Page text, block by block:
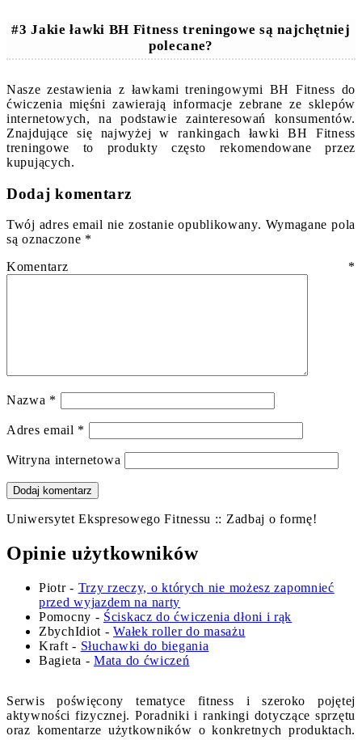
#3 Jakie ławki BH Fitness treningowe są najchętniej
polecane?
Nasze zestawienia z ławkami treningowymi BH Fitness do
ćwiczenia mięśni zawierają informacje zebrane ze sklepów
internetowych, na podstawie zainteresowań konsumentów.
Znajdujące się najwyżej w rankingach ławki BH Fitness
treningowe to produkty często rekomendowane przez
kupujących.
Dodaj komentarz
Twój adres email nie zostanie opublikowany. Wymagane pola
są oznaczone *
Komentarz *
Nazwa *
Adres email *
Witryna internetowa
Uniwersytet Ekspresowego Fitnessu :: Zadbaj o formę!
Opinie użytkowników
Piotr- Trzy rzeczy, o których nie możesz zapomnieć
przed wyjazdem na narty
Pomocny - Ściskacz do ćwiczenia dłoni i rąk
ZbychIdiot -Wałek roller do masażu
Kraft - Słuchawki do biegania
Bagieta -Mata do ćwiczeń
Serwis poświęcony tematyce fitness i szeroko pojętej
aktywności fizycznej. Poradniki i rankingi dotyczące sprzętu
oraz komentarze użytkowników o konkretnych produktach.